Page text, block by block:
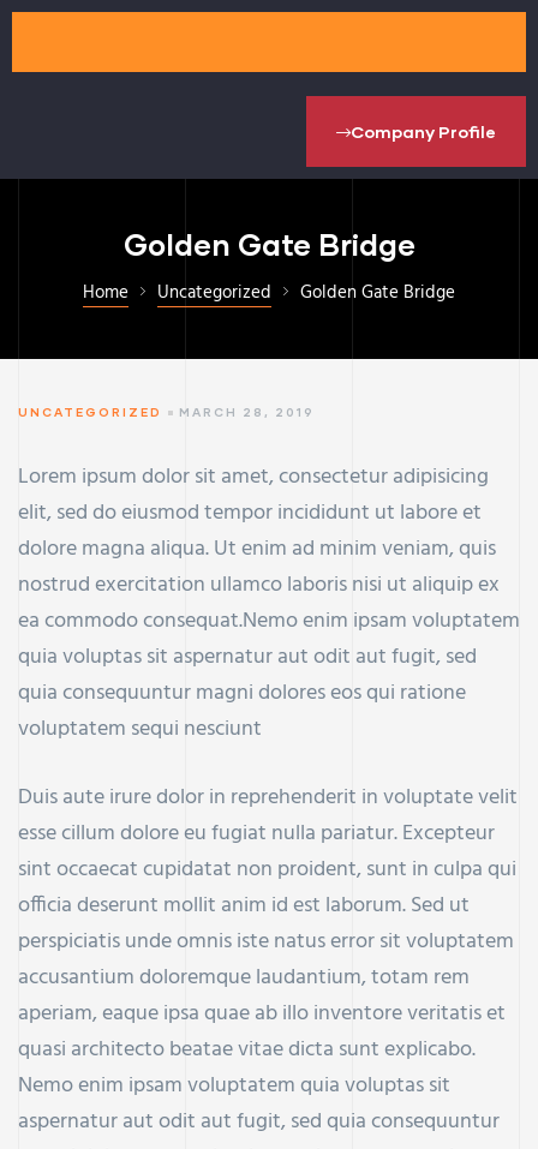
Company Profile
Golden Gate Bridge
Home Uncategorized Golden Gate Bridge
UNCATEGORIZED MARCH 28, 2019
Lorem ipsum dolor sit amet, consectetur adipisicing
elit, sed do eiusmod tempor incididunt ut labore et
dolore magna aliqua. Ut enim ad minim veniam, quis
nostrud exercitation ullamco laboris nisi ut aliquip ex
ea commodo consequat.Nemo enim ipsam voluptatem
quia voluptas sit aspernatur aut odit aut fugit, sed
quia consequuntur magni dolores eos qui ratione
voluptatem sequi nesciunt
Duis aute irure dolor in reprehenderit in voluptate velit
esse cillum dolore eu fugiat nulla pariatur. Excepteur
sint occaecat cupidatat non proident, sunt in culpa qui
officia deserunt mollit anim id est laborum. Sed ut
perspiciatis unde omnis iste natus error sit voluptatem
accusantium doloremque laudantium, totam rem
aperiam, eaque ipsa quae ab illo inventore veritatis et
quasi architecto beatae vitae dicta sunt explicabo.
Nemo enim ipsam voluptatem quia voluptas sit
aspernatur aut odit aut fugit, sed quia consequuntur